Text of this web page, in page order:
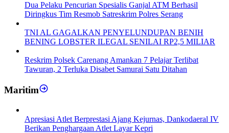
Dua Pelaku Pencurian Spesialis Ganjal ATM Berhasil
Diringkus Tim Resmob Satreskrim Polres Serang
TNI AL GAGALKAN PENYELUNDUPAN BENIH
BENING LOBSTER ILEGAL SENILAI RP2,5 MILIAR
Reskrim Polsek Carenang Amankan 7 Pelajar Terlibat
Tawuran, 2 Terluka Disabet Samurai Satu Ditahan
Maritim
Apresiasi Atlet Berprestasi Ajang Kejurnas, Dankodaeral IV
Berikan Penghargaan Atlet Layar Kepri